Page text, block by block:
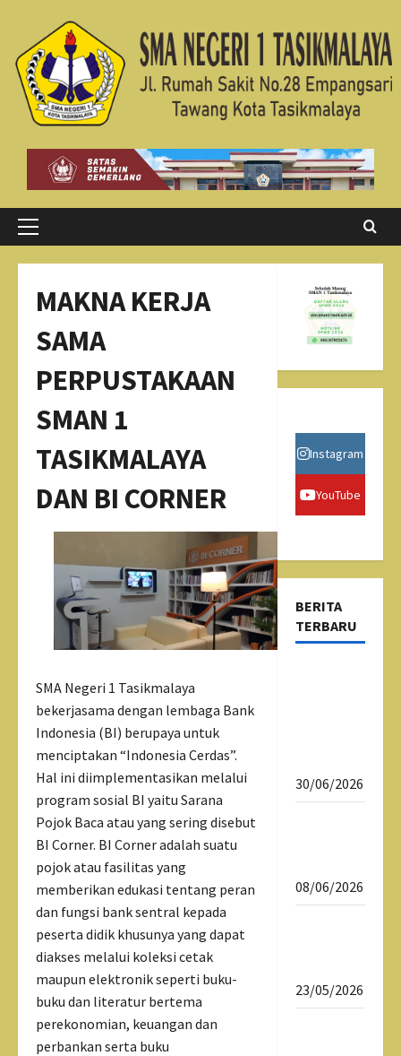
content
Primary
MAKNA KERJA
SAMA
PERPUSTAKAAN
SMAN 1
TASIKMALAYA
DAN BI CORNER
SMA Negeri 1 Tasikmalaya
bekerjasama dengan lembaga Bank
Indonesia (BI) berupaya untuk
menciptakan “Indonesia Cerdas”.
Hal ini diimplementasikan melalui
program sosial BI yaitu Sarana
Pojok Baca atau yang sering disebut
BI Corner. BI Corner adalah suatu
pojok atau fasilitas yang
memberikan edukasi tentang peran
dan fungsi bank sentral kepada
peserta didik khusunya yang dapat
diakses melalui koleksi cetak
maupun elektronik seperti buku-
buku dan literatur bertema
perekonomian, keuangan dan
perbankan serta buku
Instagram
YouTube
BERITA
TERBARU
30/06/2026
08/06/2026
23/05/2026